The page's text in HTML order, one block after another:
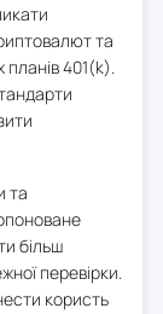
та
планів 401(k).
та
більш
перевірки.
користь